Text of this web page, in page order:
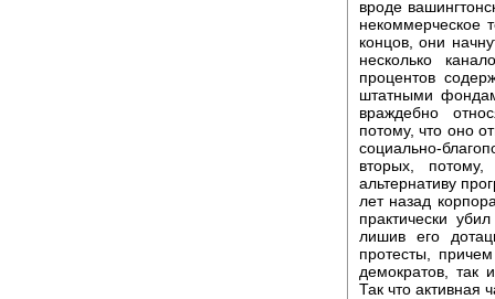
вроде
некоммерческое
концов, они
несколько
процентов
штатными
враждебно
потому, что оно
социально-
вторых, потому,
альтернативу
лет назад
практически
лишив его
протесты,
демократов, так
Так что активная